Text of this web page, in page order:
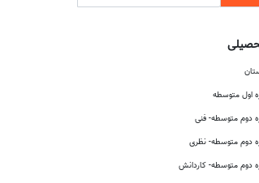
اول متوسطه
دوم متوسطه- فنی
دوم متوسطه- نظری
دوم متوسطه- کاردانش